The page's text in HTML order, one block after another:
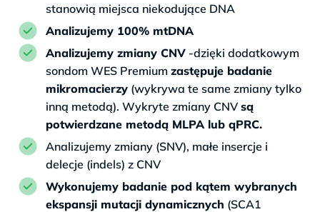
stanowią miejsca niekodujące DNA
Analizujemy 100% mtDNA
Analizujemy zmiany CNV -dzięki dodatkowym
sondom WES Premium zastępuje badanie
mikromacierzy (wykrywa te same zmiany tylko
inną metodą). Wykryte zmiany CNV są
potwierdzane metodą MLPA lub qPRC.
Analizujemy zmiany (SNV), małe insercje i
delecje (indels) z CNV
Wykonujemy badanie pod kątem wybranych
ekspansji mutacji dynamicznych (SCA1